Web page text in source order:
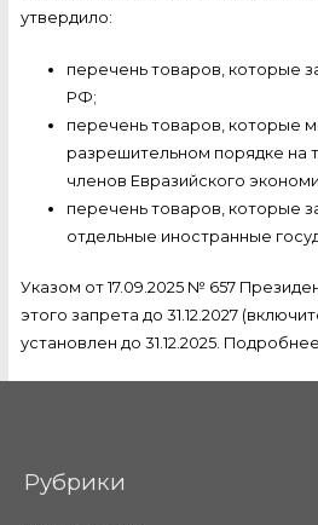
утвердило:
перечень товаров, которые
РФ;
перечень товаров, которые
разрешительном порядке на
членов Евразийского
перечень товаров, которые
отдельные иностранные
Указом от 17.09.2025 № 657
этого запрета до 31.12.2027
установлен до 31.12.2025.
Рубрики